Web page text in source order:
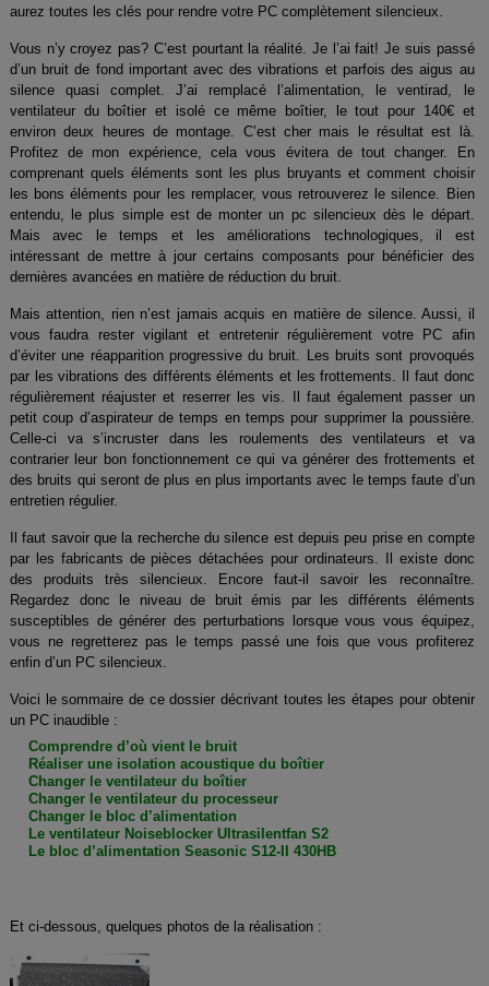
aurez toutes les clés pour rendre votre PC complètement silencieux.
Vous n’y croyez pas? C’est pourtant la réalité. Je l’ai fait! Je suis passé
d’un bruit de fond important avec des vibrations et parfois des aigus au
silence quasi complet. J’ai remplacé l’alimentation, le ventirad, le
ventilateur du boîtier et isolé ce même boîtier, le tout pour 140€ et
environ deux heures de montage. C’est cher mais le résultat est là.
Profitez de mon expérience, cela vous évitera de tout changer. En
comprenant quels éléments sont les plus bruyants et comment choisir
les bons éléments pour les remplacer, vous retrouverez le silence. Bien
entendu, le plus simple est de monter un pc silencieux dès le départ.
Mais avec le temps et les améliorations technologiques, il est
intéressant de mettre à jour certains composants pour bénéficier des
dernières avancées en matière de réduction du bruit.
Mais attention, rien n’est jamais acquis en matière de silence. Aussi, il
vous faudra rester vigilant et entretenir régulièrement votre PC afin
d’éviter une réapparition progressive du bruit. Les bruits sont provoqués
par les vibrations des différents éléments et les frottements. Il faut donc
régulièrement réajuster et reserrer les vis. Il faut également passer un
petit coup d’aspirateur de temps en temps pour supprimer la poussière.
Celle-ci va s’incruster dans les roulements des ventilateurs et va
contrarier leur bon fonctionnement ce qui va générer des frottements et
des bruits qui seront de plus en plus importants avec le temps faute d’un
entretien régulier.
Il faut savoir que la recherche du silence est depuis peu prise en compte
par les fabricants de pièces détachées pour ordinateurs. Il existe donc
des produits très silencieux. Encore faut-il savoir les reconnaître.
Regardez donc le niveau de bruit émis par les différents éléments
susceptibles de générer des perturbations lorsque vous vous équipez,
vous ne regretterez pas le temps passé une fois que vous profiterez
enfin d’un PC silencieux.
Voici le sommaire de ce dossier décrivant toutes les étapes pour obtenir
un PC inaudible :
Comprendre d’où vient le bruit
Réaliser une isolation acoustique du boîtier
Changer le ventilateur du boîtier
Changer le ventilateur du processeur
Changer le bloc d’alimentation
Le ventilateur Noiseblocker Ultrasilentfan S2
Le bloc d’alimentation Seasonic S12-II 430HB
Et ci-dessous, quelques photos de la réalisation :